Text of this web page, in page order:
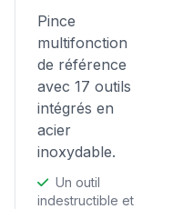
Pince
multifonction
de référence
avec 17 outils
intégrés en
acier
inoxydable.
Un outil
indestructible et